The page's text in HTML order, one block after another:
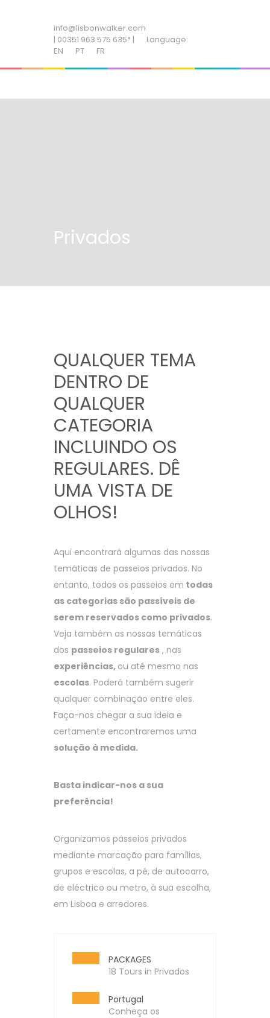
info@lisbonwalker.com
| 00351 963 575 635* |
Language:
EN
PT FR
Privados
QUALQUER TEMA
DENTRO DE
QUALQUER
CATEGORIA
INCLUINDO OS
REGULARES. DÊ
UMA VISTA DE
OLHOS!
Aqui encontrará algumas das nossas
temáticas de passeios privados. No
entanto, todos os passeios em todas
as categorias são passíveis de
serem reservados como privados.
Veja também as nossas temáticas
dos passeios regulares , nas
experiências, ou até mesmo nas
escolas. Poderá também sugerir
qualquer combinação entre eles.
Faça-nos chegar a sua ideia e
certamente encontraremos uma
solução à medida.
Basta indicar-nos a sua
preferência!
Organizamos passeios privados
mediante marcação para famílias,
grupos e escolas, a pé, de autocarro,
de eléctrico ou metro, à sua escolha,
em Lisboa e arredores.
PACKAGES
18 Tours in Privados
Portugal
Conheça os